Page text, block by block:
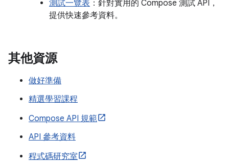
測試一覽表 ：針對實用的 Compose 測試 API，
提供快速參考資料。
其他資源
做好準備
精選學習課程
Compose API 規範
API 參考資料
程式碼研究室